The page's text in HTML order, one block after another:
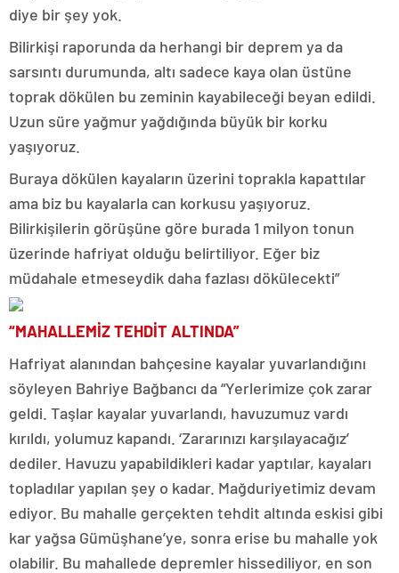
diye bir şey yok.
Bilirkişi raporunda da herhangi bir deprem ya da
sarsıntı durumunda, altı sadece kaya olan üstüne
toprak dökülen bu zeminin kayabileceği beyan edildi.
Uzun süre yağmur yağdığında büyük bir korku
yaşıyoruz.
Buraya dökülen kayaların üzerini toprakla kapattılar
ama biz bu kayalarla can korkusu yaşıyoruz.
Bilirkişilerin görüşüne göre burada 1 milyon tonun
üzerinde hafriyat olduğu belirtiliyor. Eğer biz
müdahale etmeseydik daha fazlası dökülecekti”
“MAHALLEMİZ TEHDİT ALTINDA”
Hafriyat alanından bahçesine kayalar yuvarlandığını
söyleyen Bahriye Bağbancı da “Yerlerimize çok zarar
geldi. Taşlar kayalar yuvarlandı, havuzumuz vardı
kırıldı, yolumuz kapandı. ‘Zararınızı karşılayacağız’
dediler. Havuzu yapabildikleri kadar yaptılar, kayaları
topladılar yapılan şey o kadar. Mağduriyetimiz devam
ediyor. Bu mahalle gerçekten tehdit altında eskisi gibi
kar yağsa Gümüşhane’ye, sonra erise bu mahalle yok
olabilir. Bu mahallede depremler hissediliyor, en son